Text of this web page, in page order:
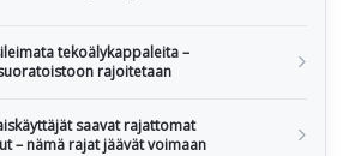
tekoälykappaleita –
rajoitetaan
saavat rajattomat
– nämä rajat jäävät voimaan